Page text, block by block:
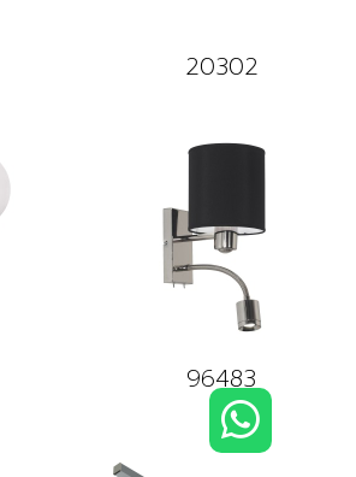
20302
96483